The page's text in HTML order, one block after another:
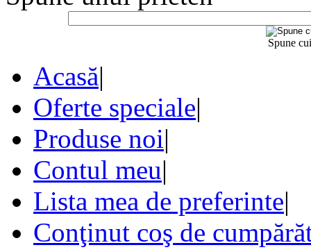
Spune
Acasă|
Oferte speciale|
Produse noi|
Contul meu|
Lista mea de preferinte|
Conţinut coş de